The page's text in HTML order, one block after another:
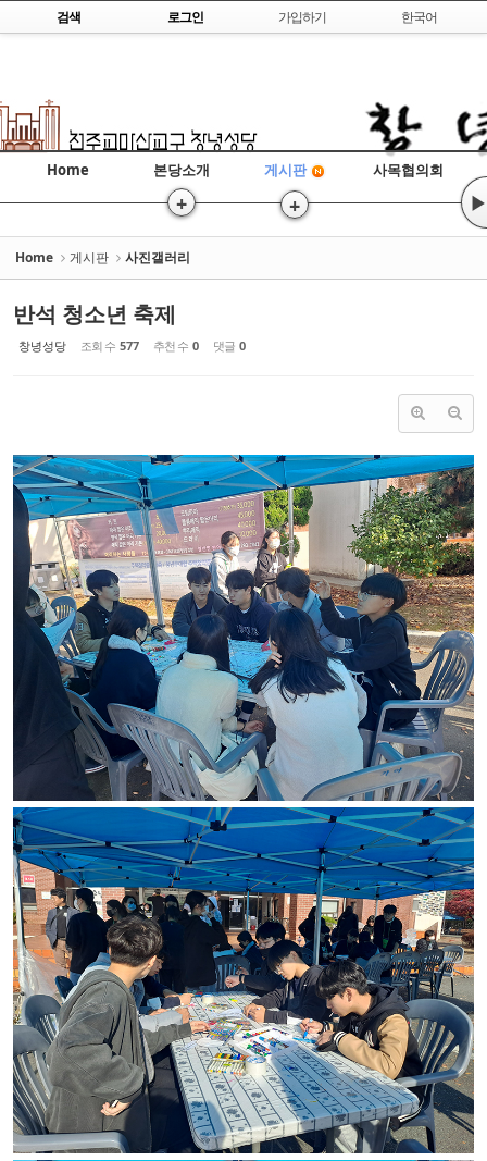
Skip to content
검색 로그인 가입하기 한국어
Home 본당소개
+
게시판
+
사목협의회
▶
Home 게시판 사진갤러리
반석 청소년 축제
창녕성당 조회 수 577 추천 수 0 댓글 0
Sketchbook5, 스케치북5
Sketchbook5, 스케치북5